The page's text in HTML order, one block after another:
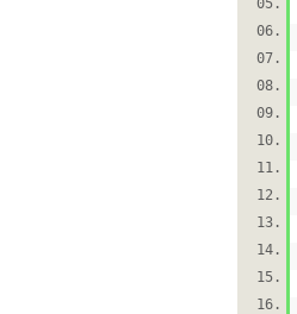
05.
06.
07.
08.
09.
10.
11.
12.
13.
14.
15.
16.